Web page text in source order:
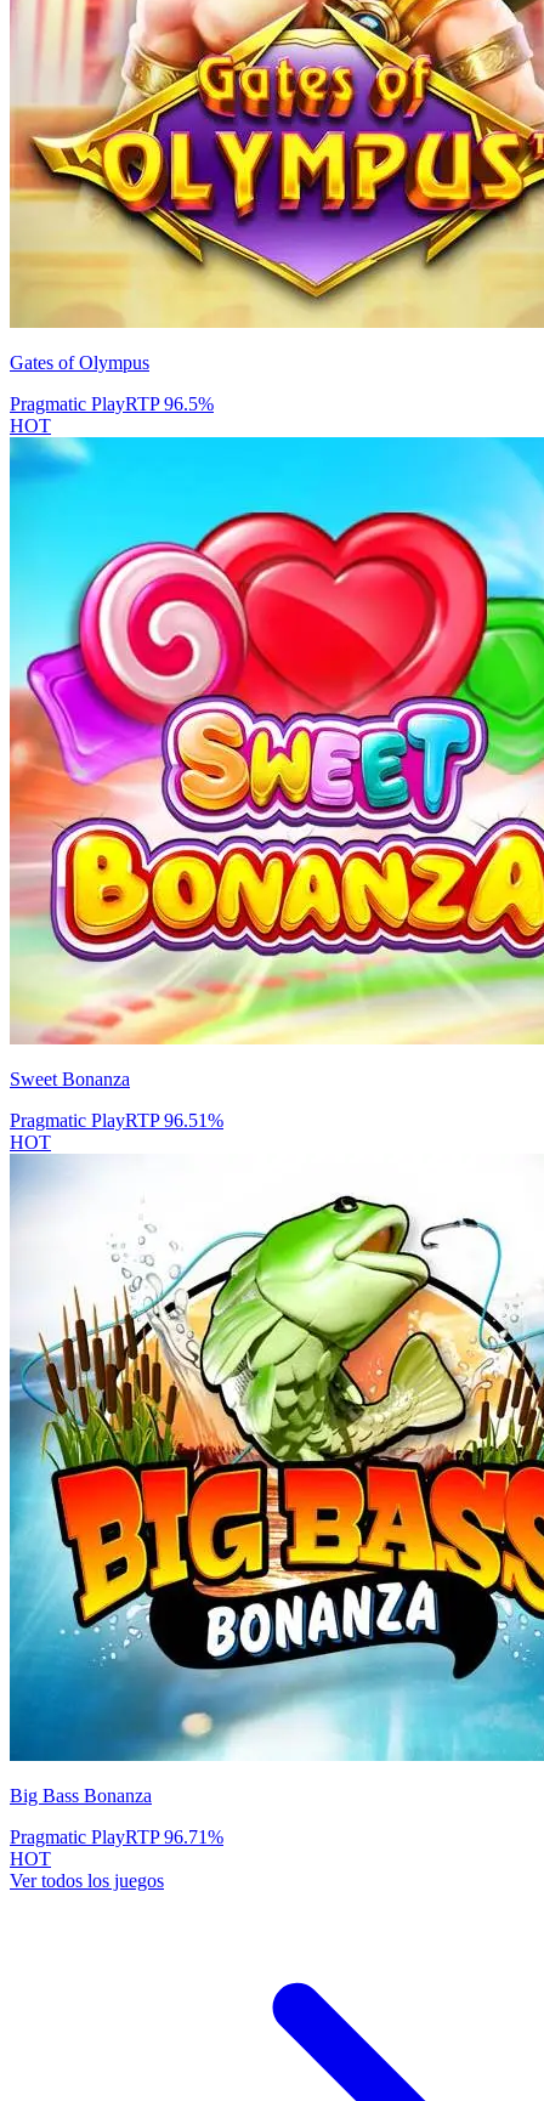
Gates of Olympus
Pragmatic PlayRTP96.5%
HOT
Sweet Bonanza
Pragmatic PlayRTP96.51%
HOT
Big Bass Bonanza
Pragmatic PlayRTP96.71%
HOT
Ver todos los juegos